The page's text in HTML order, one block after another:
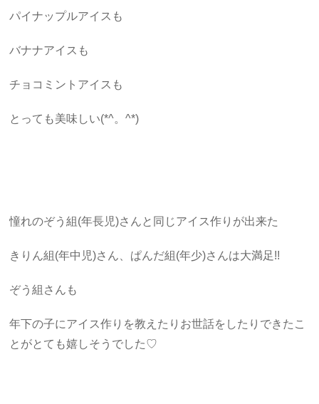
パイナップルアイスも
バナナアイスも
チョコミントアイスも
とっても美味しい(*^。^*)
憧れのぞう組(年長児)さんと同じアイス作りが出来た
きりん組(年中児)さん、ぱんだ組(年少)さんは大満足!!
ぞう組さんも
年下の子にアイス作りを教えたりお世話をしたりできたこ
とがとても嬉しそうでした♡